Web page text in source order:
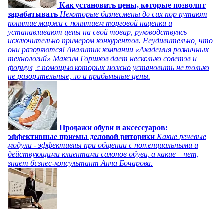
Как установить цены, которые позволят
зарабатывать Некоторые бизнесмены до сих пор путают
понятие маржи с понятием торговой наценки и
устанавливают цены на свой товар, руководствуясь
исключительно примером конкурентов. Неудивительно, что
они разоряются! Аналитик компании «Академия розничных
технологий» Максим Горшков дает несколько советов и
формул, с помощью которых можно установить не только
не разорительные, но и прибыльные цены.
Продажи обуви и аксессуаров:
эффективные приемы деловой риторики Какие речевые
модули - эффективны при общении с потенциальными и
действующими клиентами салонов обуви, а какие – нет,
знает бизнес-консультант Анна Бочарова.